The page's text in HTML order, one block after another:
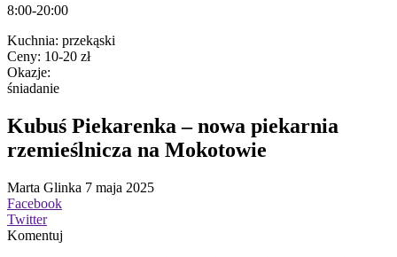
8:00-20:00
Kuchnia: przekąski
Ceny: 10-20 zł
Okazje:
śniadanie
Kubuś Piekarenka – nowa piekarnia
rzemieślnicza na Mokotowie
Marta Glinka 7 maja 2025
Facebook
Twitter
Komentuj